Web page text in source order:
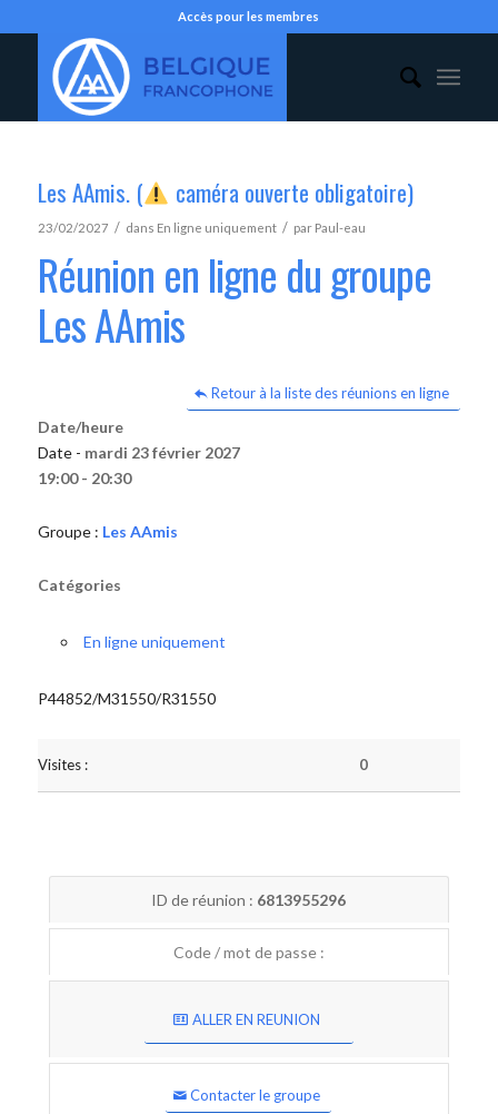
Accès pour les membres
Les AAmis. ( caméra ouverte obligatoire)
23/02/2027 / dans En ligne uniquement / par Paul-eau
Réunion en ligne du groupe
Les AAmis
Retour à la liste des réunions en ligne
Date/heure
Date - mardi 23 février 2027
19:00 - 20:30
Groupe : Les AAmis
Catégories
En ligne uniquement
P44852/M31550/R31550
Visites : 0
ID de réunion : 6813955296
Code / mot de passe :
ALLER EN REUNION
Contacter le groupe